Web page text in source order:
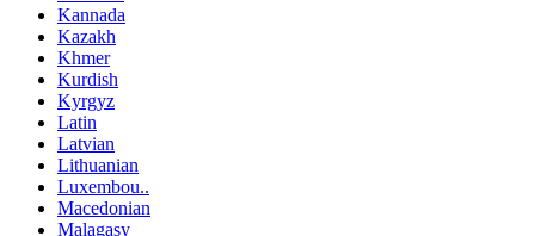
Kannada
Kazakh
Khmer
Kurdish
Kyrgyz
Latin
Latvian
Lithuanian
Luxembou..
Macedonian
Malagasy